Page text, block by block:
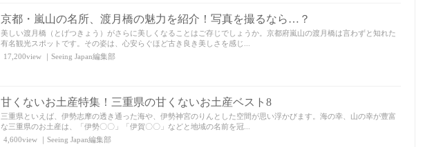
京都・嵐山の名所、渡月橋の魅力を紹介！写真を撮るなら…？
美しい渡月橋（とげつきょう）がさらに美しくなることはご存じでしょうか。京都府嵐山の渡月橋は言わずと知れた
有名観光スポットです。その姿は、心安らぐほど古き良き美しさを感じ...
17,200view
Seeing Japan編集部
甘くないお土産特集！三重県の甘くないお土産ベスト8
三重県といえば、伊勢志摩の透き通った海や、伊勢神宮のりんとした空間が思い浮かびます。海の幸、山の幸が豊富
な三重県のお土産は、「伊勢〇〇」「伊賀〇〇」などと地域の名前を冠...
4,600view
Seeing Japan編集部